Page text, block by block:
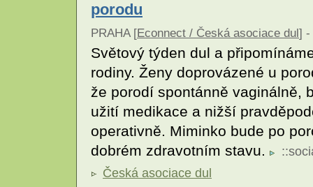
porodu
PRAHA [Econnect / Česká asociace dul ] -
Světový týden dul a
rodiny. Ženy doprovázené u
že porodí spontánně vaginálně,
užití medikace a nižší
operativně. Miminko bude po
dobrém zdravotním stavu.
::
Česká asociace dul